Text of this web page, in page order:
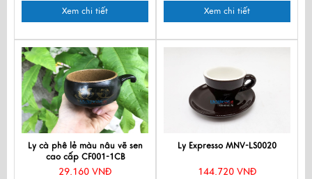
Xem chi tiết Xem chi tiết
Ly cà phê lẻ màu nâu vẽ sen
cao cấp CF001-1CB
29.160 VNĐ
Ly Expresso MNV-LS0020
144.720 VNĐ